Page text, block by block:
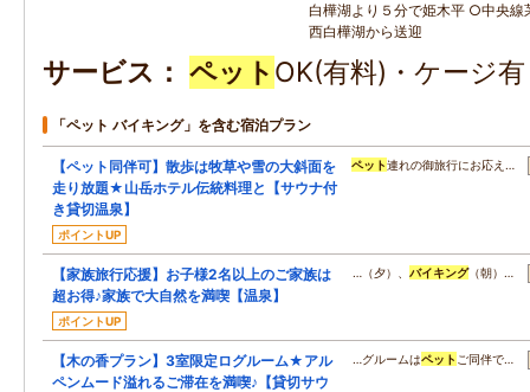
白樺湖より５分で姫木平 ○中央線
西白樺湖から送迎
サービス ペット OK(有料)・ケージ
「ペット バイキング」を含む宿泊プラン
【ペット同伴可】散歩は牧草や雪の大斜面を
走り放題★山岳ホテル伝統料理と【サウナ付
き貸切温泉】
ポイントUP
ペット連れの御旅行にお応え…
【家族旅行応援】お子様2名以上のご家族は
超お得♪家族で大自然を満喫【温泉】
ポイントUP
…（夕）、 バイキング（朝）…
【木の香プラン】3室限定ログルーム★アル
ペンムード溢れるご滞在を満喫♪【貸切サウ
…グルームはペット ご同伴で…